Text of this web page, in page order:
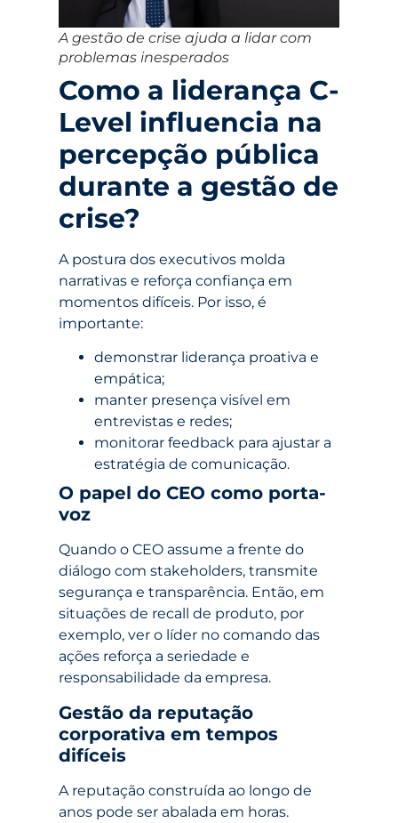
A gestão de crise ajuda a lidar com
problemas inesperados
Como a liderança C-
Level influencia na
percepção pública
durante a gestão de
crise?
A postura dos executivos molda
narrativas e reforça confiança em
momentos difíceis. Por isso, é
importante:
demonstrar liderança proativa e
empática;
manter presença visível em
entrevistas e redes;
monitorar feedback para ajustar a
estratégia de comunicação.
O papel do CEO como porta-
voz
Quando o CEO assume a frente do
diálogo com stakeholders, transmite
segurança e transparência. Então, em
situações de recall de produto, por
exemplo, ver o líder no comando das
ações reforça a seriedade e
responsabilidade da empresa.
Gestão da reputação
corporativa em tempos
difíceis
A reputação construída ao longo de
anos pode ser abalada em horas.